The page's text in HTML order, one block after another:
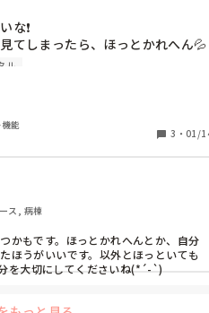
な❗
てしまったら、ほっとかれへん💦
こにおらなアカンねん？
ル
能
3 ・ 01/
ス, 病棟
かもです。ほっとかれへんとか、自分
ほうがいいです。以外とほっといても
を大切にしてくださいね(*´-`)